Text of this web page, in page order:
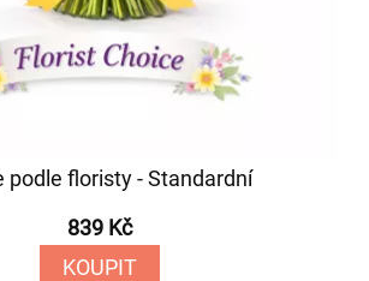
podle floristy - Standardní
839 Kč
KOUPIT